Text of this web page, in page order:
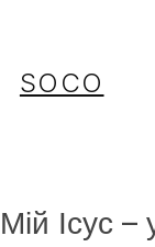
SOCO
Мій Ісус –